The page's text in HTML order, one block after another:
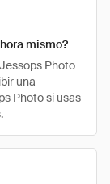
mismo?
Photo
una
Photo si usas